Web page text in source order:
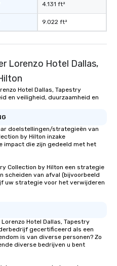
4.131 ft²
9.022 ft²
Lorenzo Hotel Dallas,
Hotel Dallas, Tapestry
en veiligheid, duurzaamheid en
doelstellingen/strategieën van
by Hilton inzake
impact die zijn gedeeld met het
Collection by Hilton een strategie
scheiden van afval (bijvoorbeeld
uw strategie voor het verwijderen
Hotel Dallas, Tapestry
gecertificeerd als een
is van diverse personen? Zo
diverse bedrijven u bent